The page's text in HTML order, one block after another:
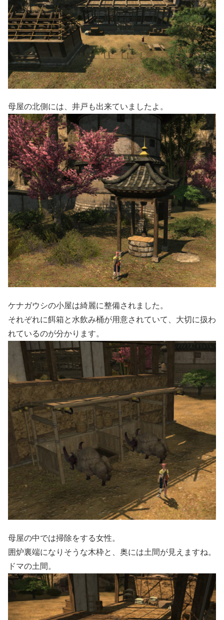
母屋の北側には、井戸も出来ていましたよ。
ケナガウシの小屋は綺麗に整備されました。
それぞれに餌箱と水飲み桶が用意されていて、大切に扱わ
れているのが分かります。
母屋の中では掃除をする女性。
囲炉裏端になりそうな木枠と、奥には土間が見えますね。
ドマの土間。